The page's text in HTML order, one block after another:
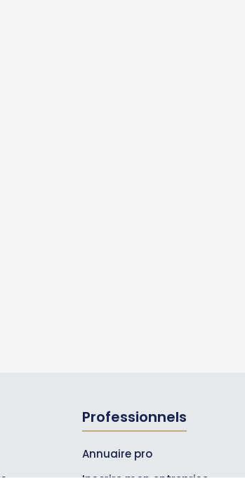
Professionnels
Annuaire pro